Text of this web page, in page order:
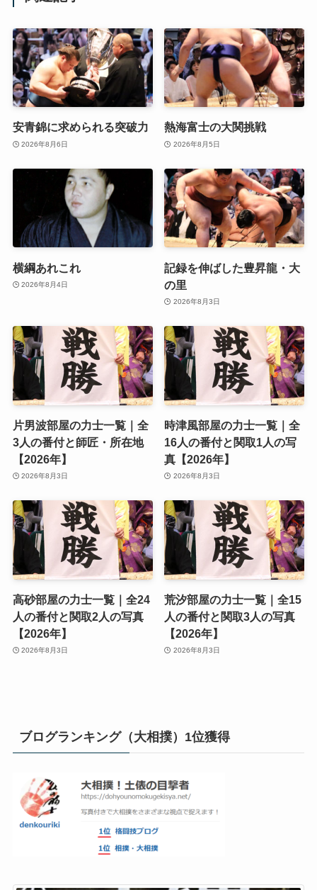
安青錦に求められる突破力
2026年8月6日
熱海富士の大関挑戦
2026年8月5日
横綱あれこれ
2026年8月4日
記録を伸ばした豊昇龍・大
の里
2026年8月3日
片男波部屋の力士一覧｜全
3人の番付と師匠・所在地
【2026年】
2026年8月3日
時津風部屋の力士一覧｜全
16人の番付と関取1人の写
真【2026年】
2026年8月3日
高砂部屋の力士一覧｜全24
人の番付と関取2人の写真
【2026年】
2026年8月3日
荒汐部屋の力士一覧｜全15
人の番付と関取3人の写真
【2026年】
2026年8月3日
ブログランキング（大相撲）1位獲得